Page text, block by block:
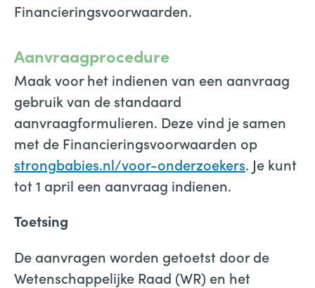
Financieringsvoorwaarden.
Aanvraagprocedure
Maak voor het indienen van een aanvraag
gebruik van de standaard
aanvraagformulieren. Deze vind je samen
met de Financieringsvoorwaarden op
strongbabies.nl/voor-onderzoekers. Je kunt
tot 1 april een aanvraag indienen.
Toetsing
De aanvragen worden getoetst door de
Wetenschappelijke Raad (WR) en het